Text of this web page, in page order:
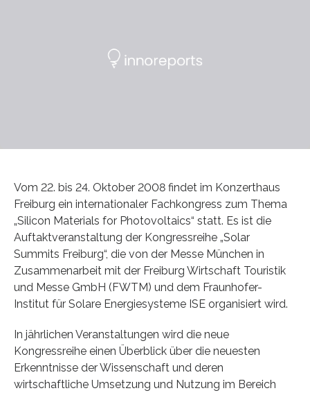
Vom 22. bis 24. Oktober 2008 findet im Konzerthaus
Freiburg ein internationaler Fachkongress zum Thema
„Silicon Materials for Photovoltaics“ statt. Es ist die
Auftaktveranstaltung der Kongressreihe „Solar
Summits Freiburg“, die von der Messe München in
Zusammenarbeit mit der Freiburg Wirtschaft Touristik
und Messe GmbH (FWTM) und dem Fraunhofer-
Institut für Solare Energiesysteme ISE organisiert wird.
In jährlichen Veranstaltungen wird die neue
Kongressreihe einen Überblick über die neuesten
Erkenntnisse der Wissenschaft und deren
wirtschaftliche Umsetzung und Nutzung im Bereich